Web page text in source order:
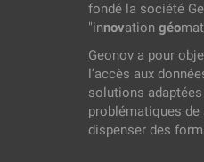
fondé la société
"innovation géo
Geonov a pour
l’accès aux
solutions adaptées
problématiques
dispenser des